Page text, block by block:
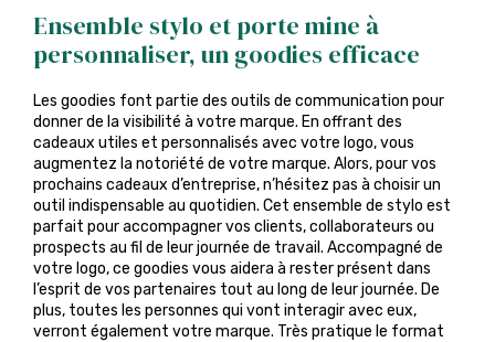
Ensemble stylo et porte mine à
personnaliser, un goodies efficace
Les goodies font partie des outils de communication pour
donner de la visibilité à votre marque. En offrant des
cadeaux utiles et personnalisés avec votre logo, vous
augmentez la notoriété de votre marque. Alors, pour vos
prochains cadeaux d’entreprise, n’hésitez pas à choisir un
outil indispensable au quotidien. Cet ensemble de stylo est
parfait pour accompagner vos clients, collaborateurs ou
prospects au fil de leur journée de travail. Accompagné de
votre logo, ce goodies vous aidera à rester présent dans
l’esprit de vos partenaires tout au long de leur journée. De
plus, toutes les personnes qui vont interagir avec eux,
verront également votre marque. Très pratique le format